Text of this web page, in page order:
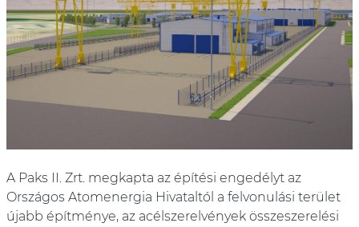
A Paks II. Zrt. megkapta az építési engedélyt az
Országos Atomenergia Hivataltól a felvonulási terület
újabb építménye, az acélszerelvények összeszerelési